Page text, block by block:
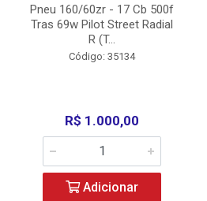
Pneu 160/60zr - 17 Cb 500f
Tras 69w Pilot Street Radial
R (T...
Código: 35134
R$ 1.000,00
Adicionar